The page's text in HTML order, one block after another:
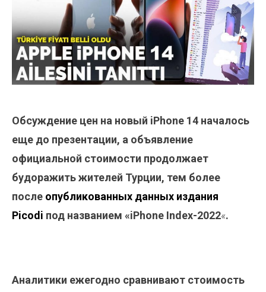
Обсуждение цен на новый iPhone 14 началось
еще до презентации, а объявление
официальной стоимости продолжает
будоражить жителей Турции, тем более
после опубликованных данных издания
Picodi под названием «iPhone Index-2022«.
Аналитики ежегодно сравнивают стоимость